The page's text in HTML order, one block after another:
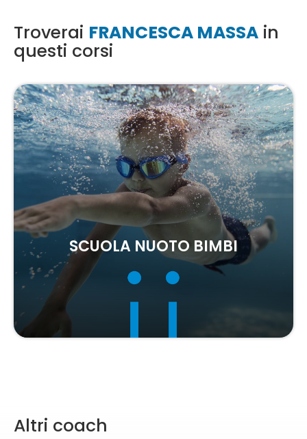
Troverai FRANCESCA MASSA in
questi corsi
SCUOLA NUOTO BIMBI
Altri coach